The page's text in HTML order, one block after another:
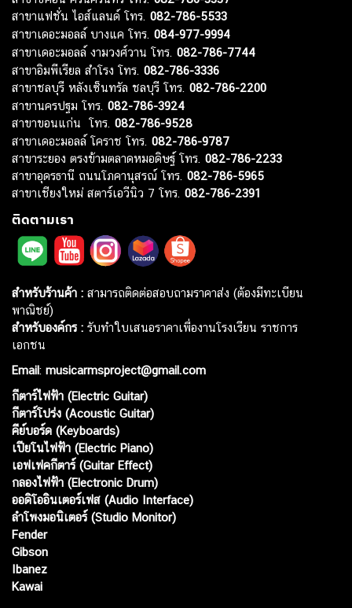
สาขาแฟชั่น ไอส์แลนด์ โทร. 082-786-5533
สาขาเดอะมอลล์ บางแค โทร. 084-977-9994
สาขาเดอะมอลล์ งามวงศ์วาน โทร. 082-786-7744
สาขาอิมพีเรียล สำโรง โทร. 082-786-3336
สาขาชลบุรี หลังเซ็นทรัล ชลบุรี โทร. 082-786-2200
สาขานครปฐม โทร. 082-786-3924
สาขาขอนแก่น โทร. 082-786-9528
สาขาเดอะมอลล์ โคราช โทร. 082-786-9787
สาขาระยอง ตรงข้ามตลาดหมอดิษฐ์ โทร. 082-786-2233
สาขาอุดรธานี ถนนโภคานุสรณ์ โทร. 082-786-5965
สาขาเชียงใหม่ สตาร์เอวีนิว 7 โทร. 082-786-2391
ติดตามเรา
สำหรับร้านค้า : สามารถติดต่อสอบถามราคาส่ง (ต้องมีทะเบียน
พาณิชย์)
สำหรับองค์กร : รับทำใบเสนอราคาเพื่องานโรงเรียน ราชการ
เอกชน
Email: musicarmsproject@gmail.com
กีตาร์ไฟฟ้า (Electric Guitar)
กีตาร์โปร่ง (Acoustic Guitar)
คีย์บอร์ด (Keyboards)
เปียโนไฟฟ้า (Electric Piano)
เอฟเฟคกีตาร์ (Guitar Effect)
กลองไฟฟ้า (Electronic Drum)
ออดิโออินเตอร์เฟส (Audio Interface)
ลำโพงมอนิเตอร์ (Studio Monitor)
Fender
Gibson
Ibanez
Kawai